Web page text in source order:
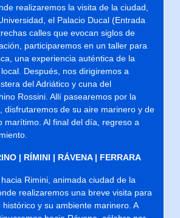
realizaremos la visita de la ciudad,
el Palacio Ducal (Entrada
calles que evocan siglos de
participaremos en un taller para
una experiencia auténtica de la
Después, nos dirigiremos a
del Adriático y cuna del
Rossini. Allí pasearemos por la
disfrutaremos de su aire marinero y de
marítimo. Al final del día, regreso a
| RÍMINI | RÁVENA | FERRARA
Rimini, animada ciudad de la
realizaremos una breve visita para
y su ambiente marinero. A